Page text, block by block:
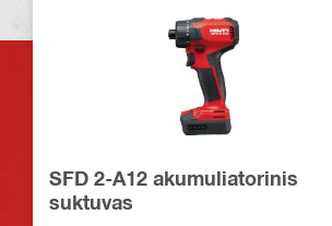
SFD 2-A12 akumuliatorinis
suktuvas